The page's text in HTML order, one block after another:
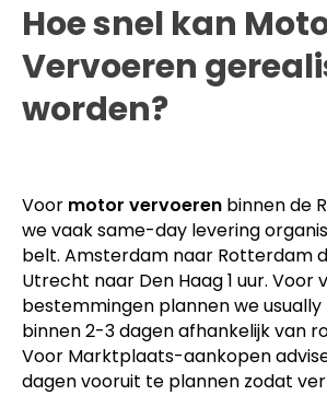
Hoe snel kan
Vervoeren
worden?
Voor motor vervoeren binnen de
we vaak same-day levering
belt. Amsterdam naar Rotterdam
Utrecht naar Den Haag 1 uur. Voor
bestemmingen plannen we
binnen 2-3 dagen afhankelijk van
Voor Marktplaats-aankopen
dagen vooruit te plannen zodat